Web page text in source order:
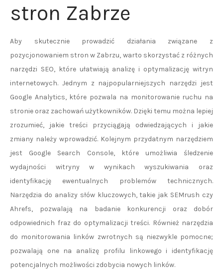
stron Zabrze
Aby skutecznie prowadzić działania związane z
pozycjonowaniem stron w Zabrzu, warto skorzystać z różnych
narzędzi SEO, które ułatwiają analizę i optymalizację witryn
internetowych. Jednym z najpopularniejszych narzędzi jest
Google Analytics, które pozwala na monitorowanie ruchu na
stronie oraz zachowań użytkowników. Dzięki temu można lepiej
zrozumieć, jakie treści przyciągają odwiedzających i jakie
zmiany należy wprowadzić. Kolejnym przydatnym narzędziem
jest Google Search Console, które umożliwia śledzenie
wydajności witryny w wynikach wyszukiwania oraz
identyfikację ewentualnych problemów technicznych.
Narzędzia do analizy słów kluczowych, takie jak SEMrush czy
Ahrefs, pozwalają na badanie konkurencji oraz dobór
odpowiednich fraz do optymalizacji treści. Również narzędzia
do monitorowania linków zwrotnych są niezwykle pomocne;
pozwalają one na analizę profilu linkowego i identyfikację
potencjalnych możliwości zdobycia nowych linków.